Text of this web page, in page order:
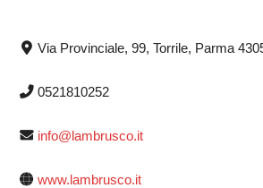
Via Provinciale, 99, Torrile, Parma
0521810252
info@lambrusco.it
www.lambrusco.it